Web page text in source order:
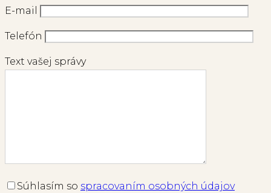
E-mail
Telefón
Text vašej správy
Súhlasím so spracovaním osobných údajov